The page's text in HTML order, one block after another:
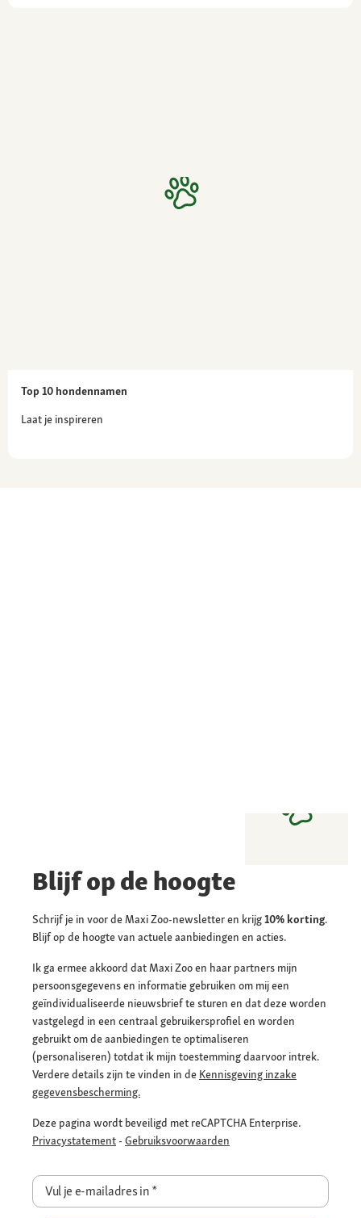
Top 10 hondennamen
Laat je inspireren
Blijf op de hoogte
Schrijf je in voor de Maxi Zoo-newsletter en krijg10% korting.
Blijf op de hoogte van actuele aanbiedingen en acties.
Ik ga ermee akkoord dat Maxi Zoo en haar partners mijn
persoonsgegevens en informatie gebruiken om mij een
geïndividualiseerde nieuwsbrief te sturen en dat deze worden
vastgelegd in een centraal gebruikersprofiel en worden
gebruikt om de aanbiedingen te optimaliseren
(personaliseren) totdat ik mijn toestemming daarvoor intrek.
Verdere details zijn te vinden in de Kennisgeving inzake
gegevensbescherming.
Deze pagina wordt beveiligd met reCAPTCHA Enterprise.
Privacystatement - Gebruiksvoorwaarden
Vul je e-mailadres in*